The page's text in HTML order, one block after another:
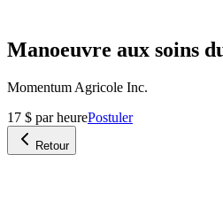
Manoeuvre aux soins
Momentum Agricole Inc.
17 $ par heurePostuler
Retour